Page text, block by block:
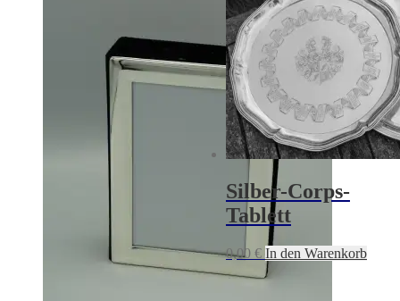
Silber-Corps-
Tablett
0,00 € In den Warenkorb